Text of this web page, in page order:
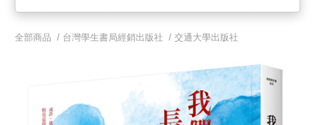
全部商品 / 台灣學生書局經銷出版社 /交通大學出版社